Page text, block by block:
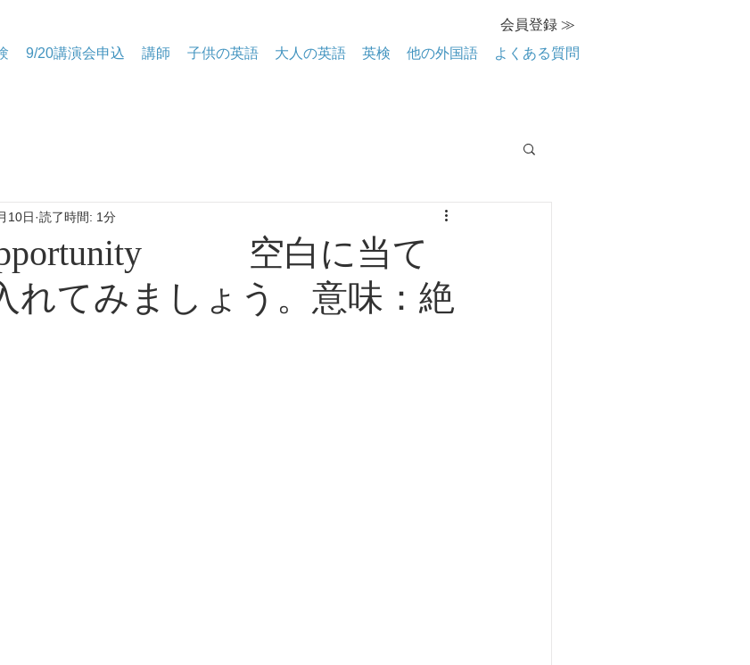
9/20講演会申込 講師 子供の英語 大人の英語 英検 他の外国語 よくある質問
会員登録 ≫
opportunity 空白に当て
れてみましょう。意味：絶
10日 読了時間: 1分